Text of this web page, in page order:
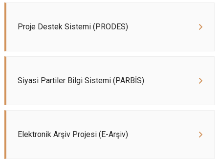
Proje Destek Sistemi (PRODES)
Siyasi Partiler Bilgi Sistemi (PARBİS)
Elektronik Arşiv Projesi (E-Arşiv)